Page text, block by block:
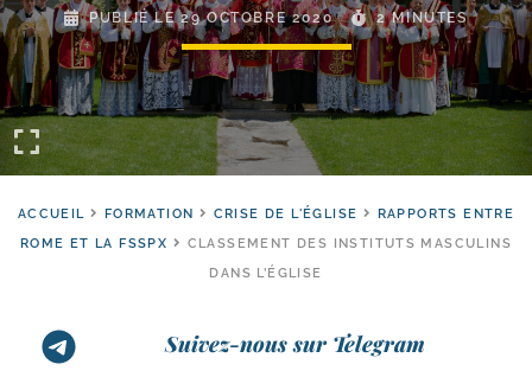
PUBLIÉ LE29 OCTOBRE 2020 2 MINUTES
ACCUEIL FORMATION CRISE DE L'ÉGLISE
RAPPORTS ENTRE
ROME ET LA FSSPX
CLASSEMENT DES INSTITUTS MASCULINS
DANS L’ÉGLISE
Suivez-nous sur Telegram